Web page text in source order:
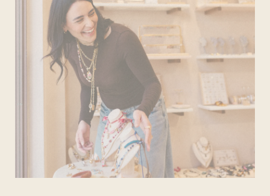
BARI